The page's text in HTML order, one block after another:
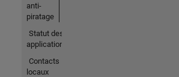
anti-
piratage
Statut des
applications
Contacts
locaux